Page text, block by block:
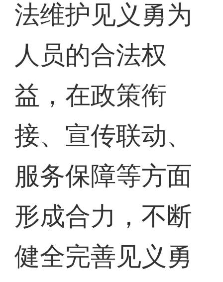
法维护见义勇为
人员的合法权
益，在政策衔
接、宣传联动、
服务保障等方面
形成合力，不断
健全完善见义勇